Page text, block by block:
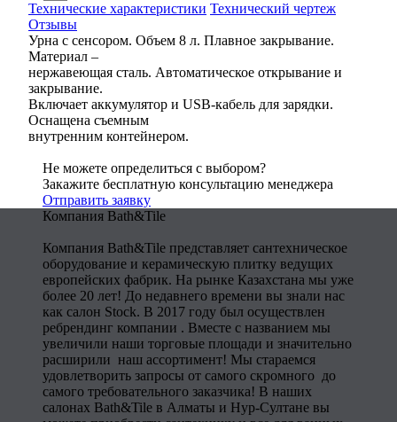
Технические характеристики Технический чертеж
Отзывы
Урна с сенсором. Объем 8 л. Плавное закрывание.
Материал –
нержавеющая сталь. Автоматическое открывание и
закрывание.
Включает аккумулятор и USB-кабель для зарядки.
Оснащена съемным
внутренним контейнером.
Не можете определиться с выбором?
Закажите бесплатную консультацию менеджера
Отправить заявку
Компания Bath&Tile
Компания Bath&Tile представляет сантехническое
оборудование и керамическую плитку ведущих
европейских фабрик. На рынке Казахстана мы уже
более 20 лет! До недавнего времени вы знали нас
как салон Stock. В 2017 году был осуществлен
ребрендинг компании . Вместе с названием мы
увеличили наши торговые площади и значительно
расширили наш ассортимент! Мы стараемся
удовлетворить запросы от самого скромного до
самого требовательного заказчика! В наших
салонах Bath&Tile в Алматы и Нур-Султане вы